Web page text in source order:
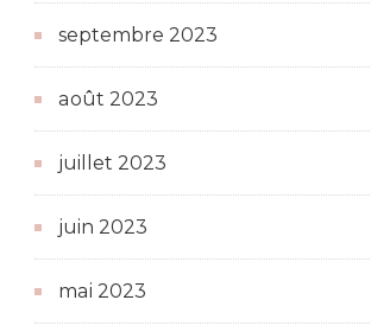
septembre 2023
août 2023
juillet 2023
juin 2023
mai 2023